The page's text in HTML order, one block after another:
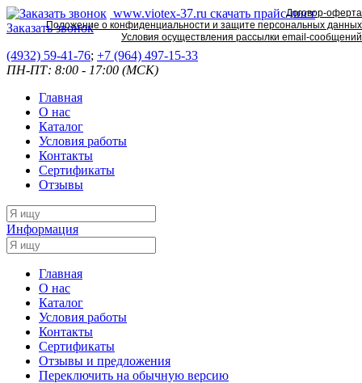
www.viotex-37.ru скачать прайс-лист
Заказать звонок
(4932) 59-41-76; +7 (964) 497-15-33
ПН-ПТ: 8:00 - 17:00 (МСК)
Главная
О нас
Каталог
Условия работы
Контакты
Сертификаты
Отзывы
Информация
Главная
О нас
Каталог
Условия работы
Контакты
Сертификаты
Отзывы и предложения
Переключить на обычную версию
Договор-оферта
Положение о конфиденциальности и защите персональных данных
Условия осуществления рассылки email-сообщений